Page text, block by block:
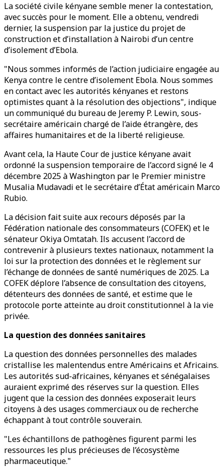
La société civile kényane semble mener la contestation,
avec succès pour le moment. Elle a obtenu, vendredi
dernier, la suspension par la justice du projet de
construction et d’installation à Nairobi d’un centre
d’isolement d’Ebola.
"Nous sommes informés de l’action judiciaire engagée au
Kenya contre le centre d’isolement Ebola. Nous sommes
en contact avec les autorités kényanes et restons
optimistes quant à la résolution des objections", indique
un communiqué du bureau de Jeremy P. Lewin, sous-
secrétaire américain chargé de l’aide étrangère, des
affaires humanitaires et de la liberté religieuse.
Avant cela, la Haute Cour de justice kényane avait
ordonné la suspension temporaire de l’accord signé le 4
décembre 2025 à Washington par le Premier ministre
Musalia Mudavadi et le secrétaire d’État américain Marco
Rubio.
La décision fait suite aux recours déposés par la
Fédération nationale des consommateurs (COFEK) et le
sénateur Okiya Omtatah. Ils accusent l’accord de
contrevenir à plusieurs textes nationaux, notamment la
loi sur la protection des données et le règlement sur
l’échange de données de santé numériques de 2025. La
COFEK déplore l’absence de consultation des citoyens,
détenteurs des données de santé, et estime que le
protocole porte atteinte au droit constitutionnel à la vie
privée.
La question des données sanitaires
La question des données personnelles des malades
cristallise les malentendus entre Américains et Africains.
Les autorités sud-africaines, kényanes et sénégalaises
auraient exprimé des réserves sur la question. Elles
jugent que la cession des données exposerait leurs
citoyens à des usages commerciaux ou de recherche
échappant à tout contrôle souverain.
"Les échantillons de pathogènes figurent parmi les
ressources les plus précieuses de l’écosystème
pharmaceutique."